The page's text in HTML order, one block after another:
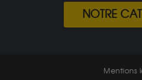
NOTRE
Mentions